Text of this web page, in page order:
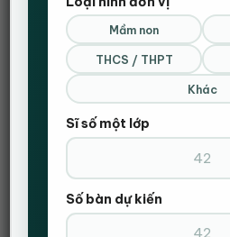
ĐẶT HÀNG
Gọi Điện Xác Nhận Và Giao Hàng
Mầm non
THCS / THPT
Khác
Sĩ số một lớp
Số bàn dự kiến